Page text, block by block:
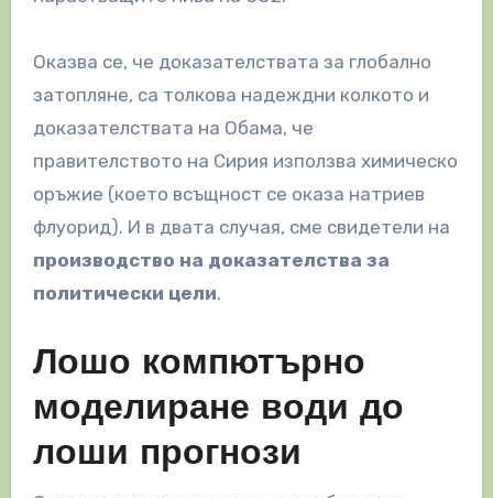
Оказва се, че доказателствата за глобално
затопляне, са толкова надеждни колкото и
доказателствата на Обама, че
правителството на Сирия използва химическо
оръжие (което всъщност се оказа натриев
флуорид). И в двата случая, сме свидетели на
производство на доказателства за
политически цели.
Лошо компютърно
моделиране води до
лоши прогнози